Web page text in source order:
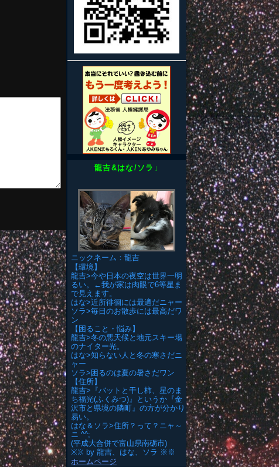
龍吉&はな/ソラ↓
ニックネーム：龍吉
【環境】
龍吉>今や日本の夜空は世界一明
るい。←我が家は肉眼で6等星ま
で見えます。
はな>近所徘徊には最適だニャー
ソラ>毎日のお散歩には最高だワ
ン
【困ること・悩み】
龍吉>冬の悪天候と地元スキー場
のナイター光。
はな>知らない人と冬の寒さだニ
ャー
ソラ>困るのは夏の暑さだワン
【住所】
龍吉>『バットと干し柿、星のま
ち福光(ふくみつ)』というか『金
沢市と県境の隣町』の方が分かり
易い。
はな＆ソラ>住所？って？ニャ～
ニ ^^;
(平成大合併で富山県南砺市)
※※ by 龍吉、はな、ソラ ※※
ホームページ